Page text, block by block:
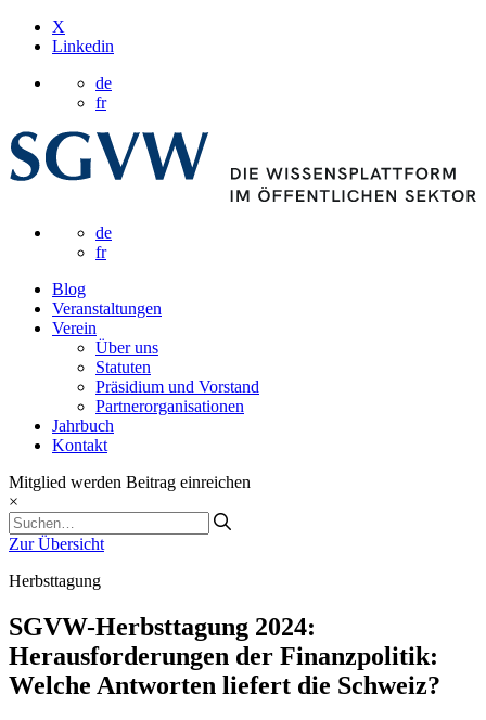
X
Linkedin
de
fr
de
fr
Blog
Veranstaltungen
Verein
Über uns
Statuten
Präsidium und Vorstand
Partnerorganisationen
Jahrbuch
Kontakt
Mitglied werden Beitrag einreichen
×
Zur Übersicht
Herbsttagung
SGVW-Herbsttagung 2024:
Herausforderungen der Finanzpolitik:
Welche Antworten liefert die Schweiz?